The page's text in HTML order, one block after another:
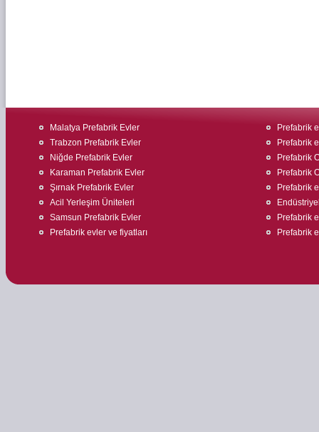
Malatya Prefabrik Evler
Trabzon Prefabrik Evler
Niğde Prefabrik Evler
Karaman Prefabrik Evler
Şırnak Prefabrik Evler
Acil Yerleşim Üniteleri
Samsun Prefabrik Evler
Prefabrik evler ve fiyatları
Prefabrik
Prefabrik
Prefabrik
Prefabrik
Prefabrik
Prefabrik
Prefabrik